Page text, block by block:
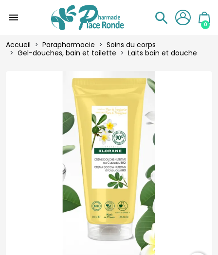
menu
0
Accueil Parapharmacie
Soins du corps
Gel-douches, bain et toilette
Laits bain et douche